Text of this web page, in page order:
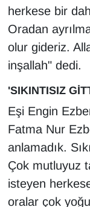
herkese bir
Oradan
olur gideriz.
inşallah" dedi.
'SIKINTISIZ
Eşi Engin
Fatma Nur
anlamadık.
Çok mutluyuz
isteyen
oralar çok
SPOR
TEBRİK
Turizm
VAN'DA
Vasıta
YAŞAM